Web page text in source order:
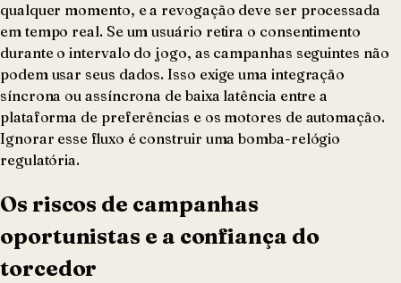
qualquer momento, e a revogação deve ser processada
em tempo real. Se um usuário retira o consentimento
durante o intervalo do jogo, as campanhas seguintes não
podem usar seus dados. Isso exige uma integração
síncrona ou assíncrona de baixa latência entre a
plataforma de preferências e os motores de automação.
Ignorar esse fluxo é construir uma bomba-relógio
regulatória.
Os riscos de campanhas
oportunistas e a confiança do
torcedor